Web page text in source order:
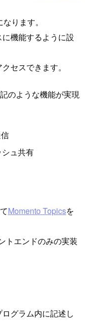
ります。
機能するように設
セスできます。
のような機能が実現
ュ共有
Momento Topicsを
トエンドのみの実装
グラム内に記述し